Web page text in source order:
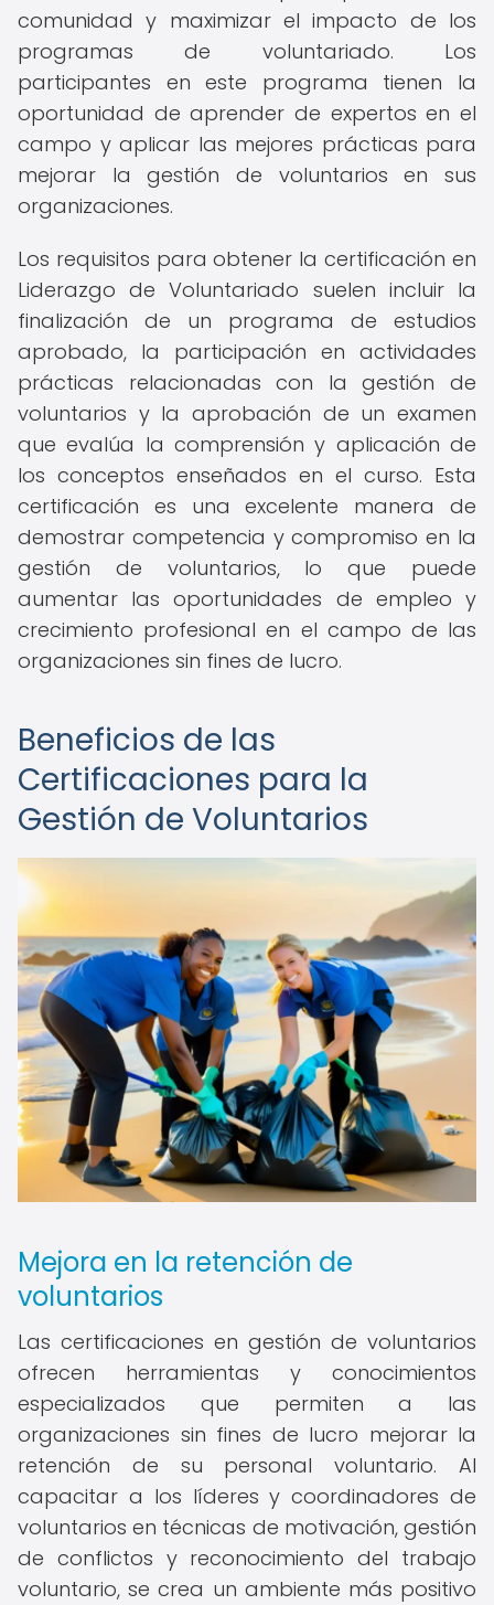
comunidad y maximizar el impacto de los
programas de voluntariado. Los
participantes en este programa tienen la
oportunidad de aprender de expertos en el
campo y aplicar las mejores prácticas para
mejorar la gestión de voluntarios en sus
organizaciones.
Los requisitos para obtener la certificación en
Liderazgo de Voluntariado suelen incluir la
finalización de un programa de estudios
aprobado, la participación en actividades
prácticas relacionadas con la gestión de
voluntarios y la aprobación de un examen
que evalúa la comprensión y aplicación de
los conceptos enseñados en el curso. Esta
certificación es una excelente manera de
demostrar competencia y compromiso en la
gestión de voluntarios, lo que puede
aumentar las oportunidades de empleo y
crecimiento profesional en el campo de las
organizaciones sin fines de lucro.
Beneficios de las
Certificaciones para la
Gestión de Voluntarios
Mejora en la retención de
voluntarios
Las certificaciones en gestión de voluntarios
ofrecen herramientas y conocimientos
especializados que permiten a las
organizaciones sin fines de lucro mejorar la
retención de su personal voluntario. Al
capacitar a los líderes y coordinadores de
voluntarios en técnicas de motivación, gestión
de conflictos y reconocimiento del trabajo
voluntario, se crea un ambiente más positivo